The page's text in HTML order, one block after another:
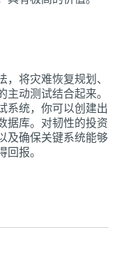
将灾难恢复规划、
动测试结合起来。
系统，你可以创建出
据库。对韧性的投资
及确保关键系统能够
报。